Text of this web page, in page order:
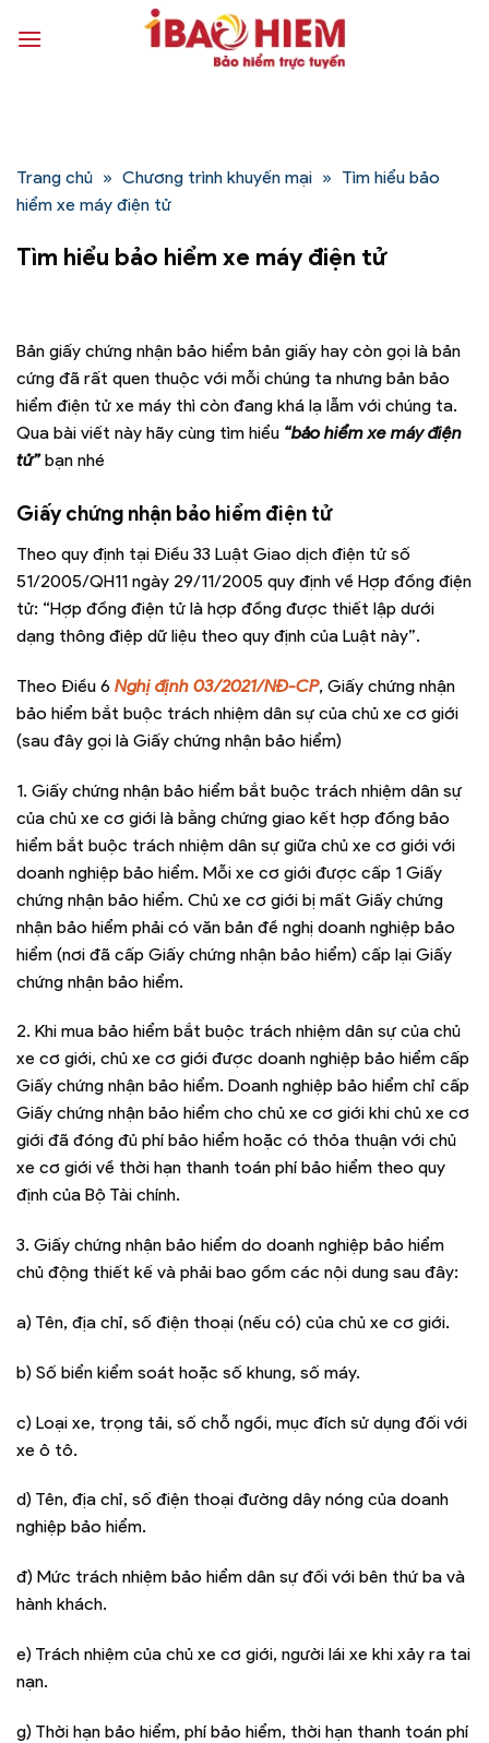
qua
Trang chủ » Chương trình khuyến mại » Tìm hiểu bảo
hiểm xe máy điện tử
Tìm hiểu bảo hiểm xe máy điện tử
Bản giấy chứng nhận bảo hiểm bản giấy hay còn gọi là bản
cứng đã rất quen thuộc với mỗi chúng ta nhưng bản bảo
hiểm điện tử xe máy thì còn đang khá lạ lẫm với chúng ta.
Qua bài viết này hãy cùng tìm hiểu “bảo hiểm xe máy điện
tử”bạn nhé
Giấy chứng nhận bảo hiểm điện tử
Theo quy định tại Điều 33 Luật Giao dịch điện tử số
51/2005/QH11 ngày 29/11/2005 quy định về Hợp đồng điện
tử: “Hợp đồng điện tử là hợp đồng được thiết lập dưới
dạng thông điệp dữ liệu theo quy định của Luật này”.
Theo Điều 6 Nghị định 03/2021/NĐ-CP, Giấy chứng nhận
bảo hiểm bắt buộc trách nhiệm dân sự của chủ xe cơ giới
(sau đây gọi là Giấy chứng nhận bảo hiểm)
1. Giấy chứng nhận bảo hiểm bắt buộc trách nhiệm dân sự
của chủ xe cơ giới là bằng chứng giao kết hợp đồng bảo
hiểm bắt buộc trách nhiệm dân sự giữa chủ xe cơ giới với
doanh nghiệp bảo hiểm. Mỗi xe cơ giới được cấp 1 Giấy
chứng nhận bảo hiểm. Chủ xe cơ giới bị mất Giấy chứng
nhận bảo hiểm phải có văn bản đề nghị doanh nghiệp bảo
hiểm (nơi đã cấp Giấy chứng nhận bảo hiểm) cấp lại Giấy
chứng nhận bảo hiểm.
2. Khi mua bảo hiểm bắt buộc trách nhiệm dân sự của chủ
xe cơ giới, chủ xe cơ giới được doanh nghiệp bảo hiểm cấp
Giấy chứng nhận bảo hiểm. Doanh nghiệp bảo hiểm chỉ cấp
Giấy chứng nhận bảo hiểm cho chủ xe cơ giới khi chủ xe cơ
giới đã đóng đủ phí bảo hiểm hoặc có thỏa thuận với chủ
xe cơ giới về thời hạn thanh toán phí bảo hiểm theo quy
định của Bộ Tài chính.
3. Giấy chứng nhận bảo hiểm do doanh nghiệp bảo hiểm
chủ động thiết kế và phải bao gồm các nội dung sau đây:
a) Tên, địa chỉ, số điện thoại (nếu có) của chủ xe cơ giới.
b) Số biển kiểm soát hoặc số khung, số máy.
c) Loại xe, trọng tải, số chỗ ngồi, mục đích sử dụng đối với
xe ô tô.
d) Tên, địa chỉ, số điện thoại đường dây nóng của doanh
nghiệp bảo hiểm.
đ) Mức trách nhiệm bảo hiểm dân sự đối với bên thứ ba và
hành khách.
e) Trách nhiệm của chủ xe cơ giới, người lái xe khi xảy ra tai
nạn.
g) Thời hạn bảo hiểm, phí bảo hiểm, thời hạn thanh toán phí